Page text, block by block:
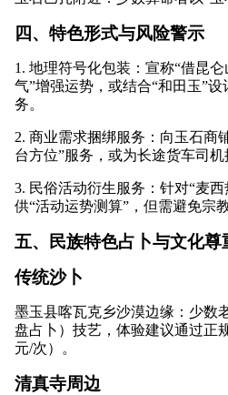
四、特色形式与风险警示
1. 地理符号化包装：宣称“借昆
气”增强运势，或结合“和田玉”
务。
2. 商业需求捆绑服务：向玉石商
台方位”服务，或为长途货车司机
3. 民俗活动衍生服务：针对“麦
供“活动运势测算”，但需避免宗
五、民族特色占卜与文化尊
传统沙卜
墨玉县喀瓦克乡沙漠边缘：少数
盘占卜）技艺，体验建议通过正
元/次）。
清真寺周边